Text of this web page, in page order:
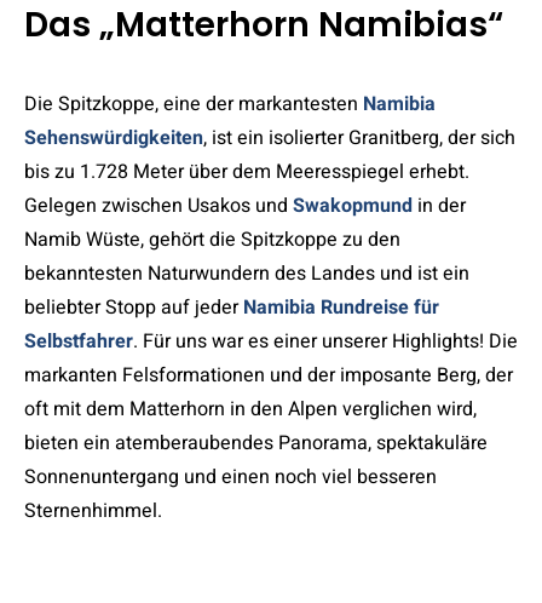
Das „Matterhorn Namibias“
Die Spitzkoppe, eine der markantesten Namibia
Sehenswürdigkeiten, ist ein isolierter Granitberg, der sich
bis zu 1.728 Meter über dem Meeresspiegel erhebt.
Gelegen zwischen Usakos und Swakopmund in der
Namib Wüste, gehört die Spitzkoppe zu den
bekanntesten Naturwundern des Landes und ist ein
beliebter Stopp auf jederNamibia Rundreise für
Selbstfahrer. Für uns war es einer unserer Highlights! Die
markanten Felsformationen und der imposante Berg, der
oft mit dem Matterhorn in den Alpen verglichen wird,
bieten ein atemberaubendes Panorama, spektakuläre
Sonnenuntergang und einen noch viel besseren
Sternenhimmel.